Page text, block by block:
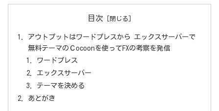
目次
アウトプットはワードプレスから エックスサーバーで
無料テーマのＣocoonを使ってFXの考察を発信
ワードプレス
エックスサーバー
テーマを決める
あとがき